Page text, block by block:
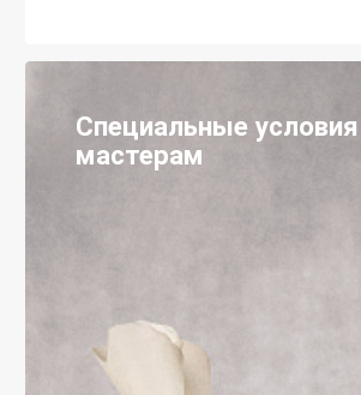
Специальные условия
мастерам